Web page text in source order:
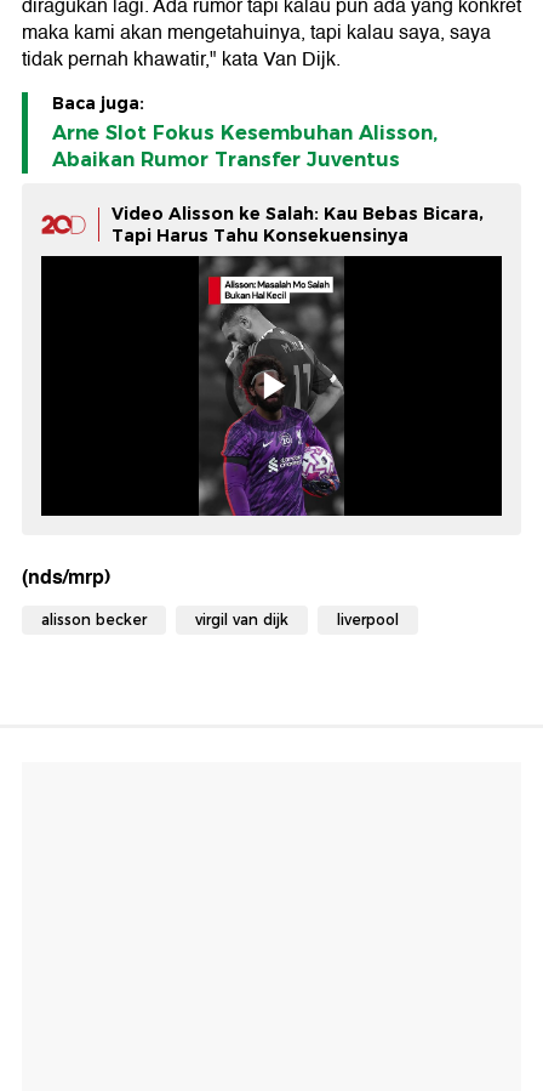
diragukan lagi. Ada rumor tapi kalau pun ada yang konkret
maka kami akan mengetahuinya, tapi kalau saya, saya
tidak pernah khawatir," kata Van Dijk.
Baca juga:
Arne Slot Fokus Kesembuhan Alisson,
Abaikan Rumor Transfer Juventus
Video Alisson ke Salah: Kau Bebas Bicara,
Tapi Harus Tahu Konsekuensinya
(nds/mrp)
alisson becker virgil van dijk liverpool